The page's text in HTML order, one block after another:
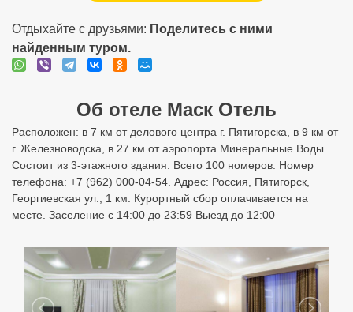
Отдыхайте с друзьями: Поделитесь с ними
найденным туром.
Об отеле Маск Отель
Расположен: в 7 км от делового центра г. Пятигорска, в 9 км от
г. Железноводска, в 27 км от аэропорта Минеральные Воды.
Состоит из 3-этажного здания. Всего 100 номеров. Номер
телефона: +7 (962) 000-04-54. Адрес: Россия, Пятигорск,
Георгиевская ул., 1 км. Курортный сбор оплачивается на
месте. Заселение с 14:00 до 23:59 Выезд до 12:00